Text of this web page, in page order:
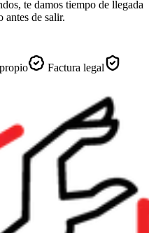
te damos tiempo de llegada
antes de salir.
Factura legal